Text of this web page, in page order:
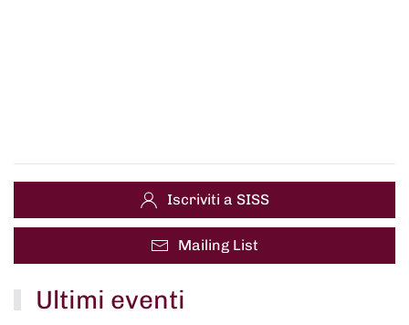
Iscriviti a SISS
Mailing List
Ultimi eventi